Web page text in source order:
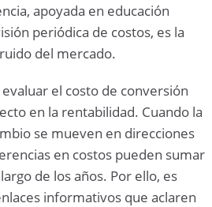
apoyada en educación
periódica de costos, es la
del mercado.
el costo de conversión
en la rentabilidad. Cuando la
se mueven en direcciones
en costos pueden sumar
de los años. Por ello, es
informativos que aclaren